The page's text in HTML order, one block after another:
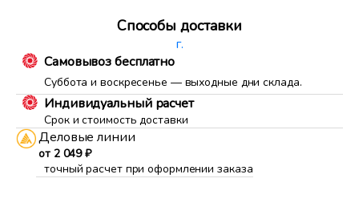
Способы доставки
г.
Самовывоз бесплатно
Суббота и воскресенье — выходные дни склада.
Индивидуальный расчет
Срок и стоимость доставки
Деловые линии
от 2 049 ₽
точный расчет при оформлении заказа